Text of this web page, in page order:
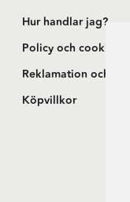
Hur handlar jag?
Policy och cookies
Reklamation och retur
Köpvillkor